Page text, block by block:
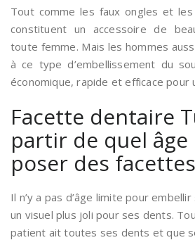
Tout comme les faux ongles et
constituent un accessoire de
toute femme. Mais les hommes
à ce type d’embellissement du
économique, rapide et efficace pour
Facette dentaire
partir de quel
poser des
Il n’y a pas d’âge limite pour
un visuel plus joli pour ses dents.
patient ait toutes ses dents et que